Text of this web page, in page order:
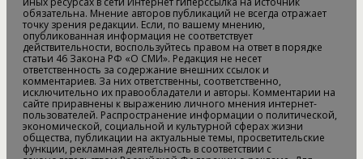
обязательна. Мнение авторов публикаций не всегда отражает
точку зрения редакции. Если, по вашему мнению,
опубликованная информация не соответствует
действительности, воспользуйтесь правом на ответ в порядке
статьи 46 Закона РФ «О СМИ». Редакция не несет
ответственность за содержание внешних ссылок и
комментариев. За них ответственны, соответственно,
исключительно их правообладатели и авторы. Комментарии на
сайте приравнены к выражению личного мнения интернет-
пользователей. Распространение информации о политической,
экономической, социальной и культурной сферах жизни
общества, публикации на актуальные темы, просветительские
функции, рекламная деятельность в соответствии с